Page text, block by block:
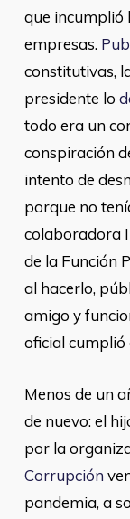
que incumplió
empresas.
constitutivas,
presidente lo
todo era un
conspiración
intento de
porque no
colaboradora
de la Función
al hacerlo,
amigo y
oficial cumplió
Menos de un
de nuevo: el
por la
Corrupción
pandemia, a